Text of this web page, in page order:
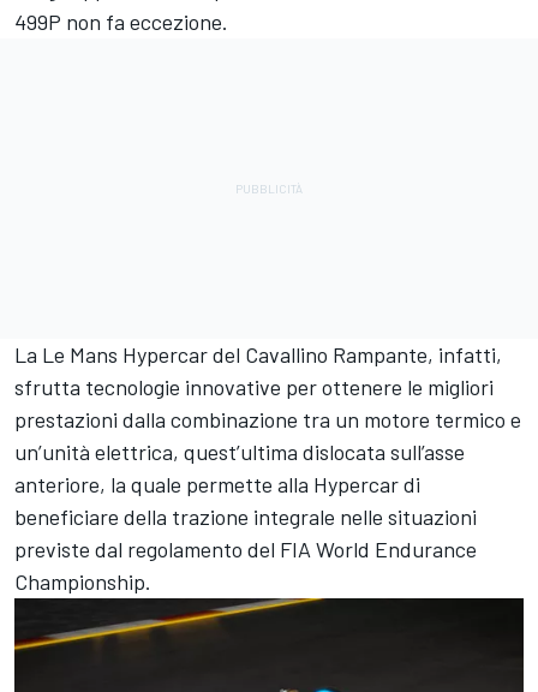
499P non fa eccezione.
La Le Mans Hypercar del Cavallino Rampante, infatti,
sfrutta tecnologie innovative per ottenere le migliori
prestazioni dalla combinazione tra un motore termico e
un’unità elettrica, quest’ultima dislocata sull’asse
anteriore, la quale permette alla Hypercar di
beneficiare della trazione integrale nelle situazioni
previste dal regolamento del FIA World Endurance
Championship.